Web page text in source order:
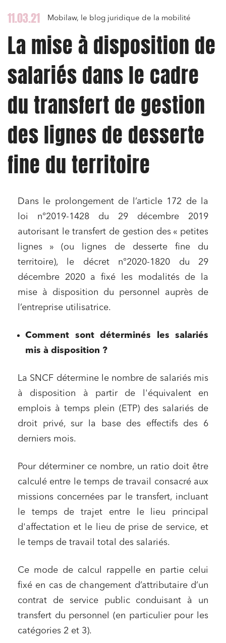
11.03.21 Mobilaw, le blog juridique de la mobilité
La mise à disposition de
salariés dans le cadre
du transfert de gestion
des lignes de desserte
fine du territoire
Dans le prolongement de l’article 172 de la
loi n°2019-1428 du 29 décembre 2019
autorisant le transfert de gestion des « petites
lignes » (ou lignes de desserte fine du
territoire), le décret n°2020-1820 du 29
décembre 2020 a fixé les modalités de la
mise à disposition du personnel auprès de
l’entreprise utilisatrice.
Comment sont déterminés les salariés
mis à disposition ?
La SNCF détermine le nombre de salariés mis
à disposition à partir de l'équivalent en
emplois à temps plein (ETP) des salariés de
droit privé, sur la base des effectifs des 6
derniers mois.
Pour déterminer ce nombre, un ratio doit être
calculé entre le temps de travail consacré aux
missions concernées par le transfert, incluant
le temps de trajet entre le lieu principal
d'affectation et le lieu de prise de service, et
le temps de travail total des salariés.
Ce mode de calcul rappelle en partie celui
fixé en cas de changement d’attributaire d’un
contrat de service public conduisant à un
transfert du personnel (en particulier pour les
catégories 2 et 3).